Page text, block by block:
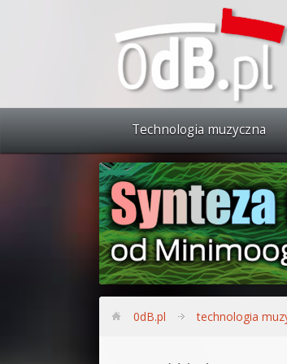
Technologia muzyczna
0dB.pl technologia